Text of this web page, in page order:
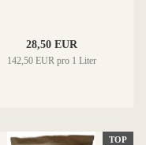
28,50 EUR
142,50 EUR pro 1 Liter
TOP